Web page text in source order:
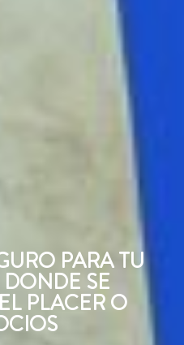
PARA TU
SE
PLACER O